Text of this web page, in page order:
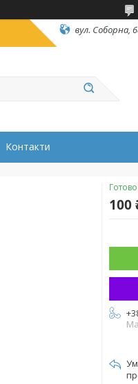
вул. Соборна,
Контакти
100